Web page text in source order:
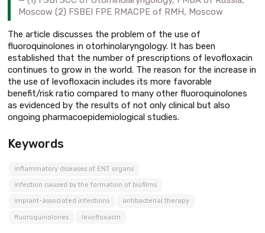
Moscow (2) FSBEI FPE RMACPE of RMH, Moscow
The article discusses the problem of the use of
fluoroquinolones in otorhinolaryngology. It has been
established that the number of prescriptions of levofloxacin
continues to grow in the world. The reason for the increase in
the use of levofloxacin includes its more favorable
benefit/risk ratio compared to many other fluoroquinolones
as evidenced by the results of not only clinical but also
ongoing pharmacoepidemiological studies.
Keywords
inflammatory diseases of ENT organs
infection caused by the formation of biofilms
implant-associated infections antibacterial therapy
fluoroquinolones levofloxacin